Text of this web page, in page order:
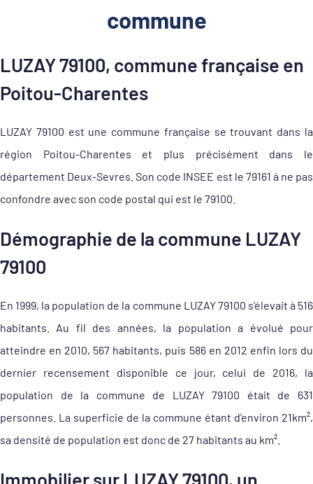
commune
LUZAY 79100, commune française en
Poitou-Charentes
LUZAY 79100 est une commune française se trouvant dans la
région Poitou-Charentes et plus précisément dans le
département Deux-Sevres. Son code INSEE est le 79161 à ne pas
confondre avec son code postal qui est le 79100.
Démographie de la commune LUZAY
79100
En 1999, la population de la commune LUZAY 79100 s'élevait à 516
habitants. Au fil des années, la population a évolué pour
atteindre en 2010, 567 habitants, puis 586 en 2012 enfin lors du
dernier recensement disponible ce jour, celui de 2016, la
population de la commune de LUZAY 79100 était de 631
personnes. La superficie de la commune étant d'environ 21km²,
sa densité de population est donc de 27 habitants au km².
Immobilier sur LUZAY 79100, un